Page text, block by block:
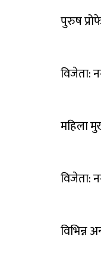
पुरुष
विजेता:
महिला
विजेता:
विभिन्न